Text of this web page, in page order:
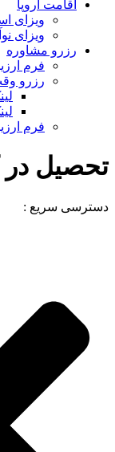
اقامت اروپا
ویزای
ویزای
رزرو مشاوره
فرم
رزرو
فرم
تحصیل در
دسترسی سریع :